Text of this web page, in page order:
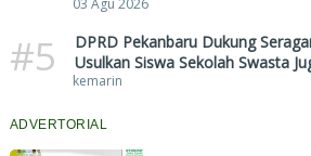
03 Agu 2026
#5
DPRD Pekanbaru Dukung
Usulkan Siswa Sekolah Swasta
kemarin
ADVERTORIAL